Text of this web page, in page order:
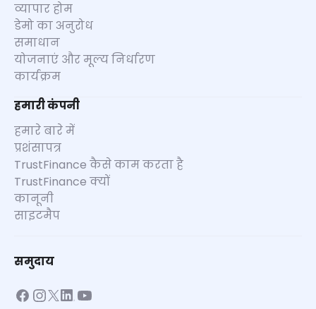
व्यापार होम
डेमो का अनुरोध
समाधान
योजनाएं और मूल्य निर्धारण
कार्यक्रम
हमारी कंपनी
हमारे बारे में
प्रशंसापत्र
TrustFinance कैसे काम करता है
TrustFinance क्यों
कानूनी
साइटमैप
समुदाय